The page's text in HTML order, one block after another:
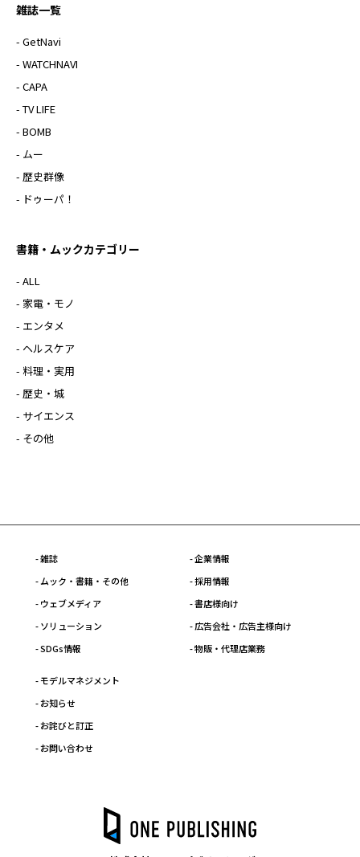
雑誌一覧
- GetNavi
- WATCHNAVI
- CAPA
- TV LIFE
- BOMB
- ムー
- 歴史群像
- ドゥーパ！
書籍・ムックカテゴリー
- ALL
- 家電・モノ
- エンタメ
- ヘルスケア
- 料理・実用
- 歴史・城
- サイエンス
- その他
- 雑誌
- ムック・書籍・その他
- ウェブメディア
- ソリューション
- SDGs情報
- 企業情報
- 採用情報
- 書店様向け
- 広告会社・広告主様向け
- 物販・代理店業務
- モデルマネジメント
- お知らせ
- お詫びと訂正
- お問い合わせ